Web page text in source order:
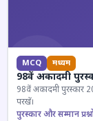
MCQ मध्यम
98वें अकादमी
98वें अकादमी पुरस्कार
परखें।
पुरस्कार और सम्मान